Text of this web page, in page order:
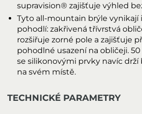
supravision® zajišťuje výhled
Tyto all-mountain brýle vynikají
pohodlí: zakřivená třívrstvá
rozšiřuje zorné pole a zajišťuje
pohodlné usazení na obličeji.
se silikonovými prvky navíc drží
na svém místě.
TECHNICKÉ PARAMETRY